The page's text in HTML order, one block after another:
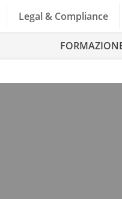
Legal & Compliance